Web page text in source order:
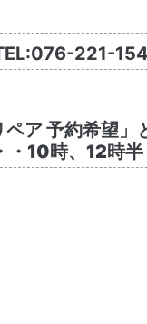
221-
ア 予約希望」
10時、12時半